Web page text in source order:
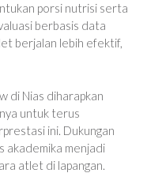
porsi nutrisi serta
berbasis data
berjalan lebih efektif,
di Nias diharapkan
untuk terus
ini. Dukungan
akademika menjadi
atlet di lapangan.